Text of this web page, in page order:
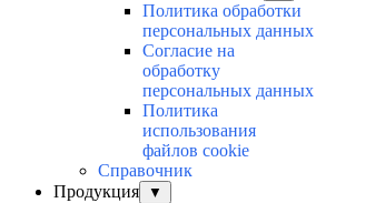
Политика обработки
персональных данных
Согласие на
обработку
персональных данных
Политика
использования
файлов cookie
Справочник
Продукция
▼